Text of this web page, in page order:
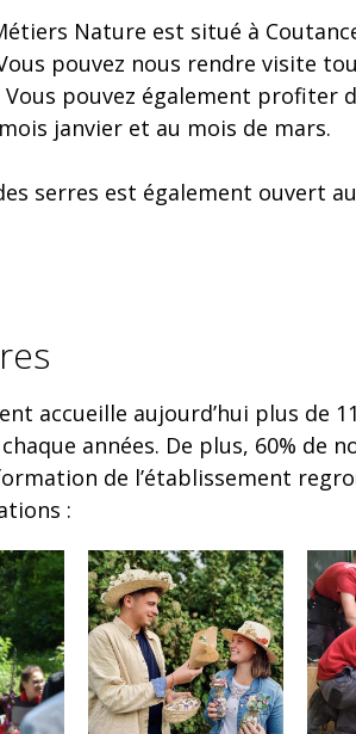
Nature est situé à
pouvez nous rendre visite
Vous pouvez également profiter
janvier et au mois de mars.
serres est également ouvert
accueille aujourd’hui plus de
années. De plus, 60% de
de l’établissement
: